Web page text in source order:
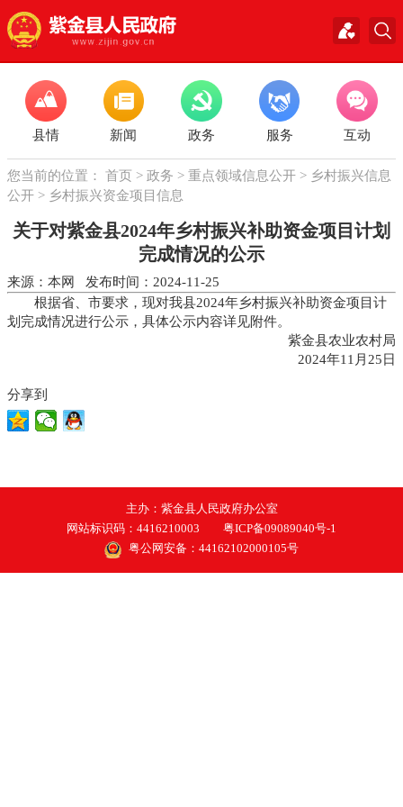
县情 新闻 政务 服务 互动
您当前的位置： 首页 > 政务 > 重点领域信息公开> 乡村振兴信息
公开> 乡村振兴资金项目信息
关于对紫金县2024年乡村振兴补助资金项目计划
完成情况的公示
来源：本网 发布时间：2024-11-25
根据省、市要求，现对我县2024年乡村振兴补助资金项目计
划完成情况进行公示，具体公示内容详见附件。
紫金县农业农村局
2024年11月25日
分享到
主办：紫金县人民政府办公室
网站标识码：4416210003
粤ICP备09089040号-1
粤公网安备：44162102000105号